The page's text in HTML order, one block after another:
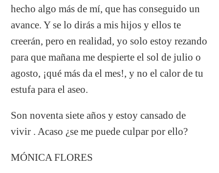
hecho algo más de mí, que has conseguido un
avance. Y se lo dirás a mis hijos y ellos te
creerán, pero en realidad, yo solo estoy rezando
para que mañana me despierte el sol de julio o
agosto, ¡qué más da el mes!, y no el calor de tu
estufa para el aseo.
Son noventa siete años y estoy cansado de
vivir . Acaso ¿se me puede culpar por ello?
MÓNICA FLORES